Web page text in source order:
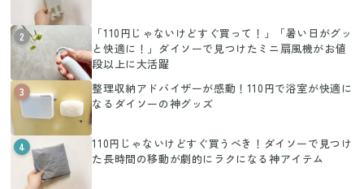
2
「110円じゃないけどすぐ買って！」「暑い日がグッ
と快適に！」ダイソーで見つけたミニ扇風機がお値
段以上に大活躍
3
整理収納アドバイザーが感動！110円で浴室が快適に
なるダイソーの神グッズ
4
110円じゃないけどすぐ買うべき！ダイソーで見つけ
た長時間の移動が劇的にラクになる神アイテム